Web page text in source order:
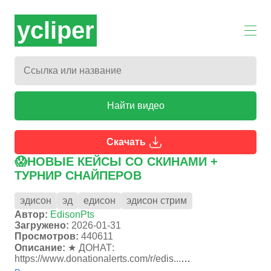
ycliper
Найти видео
Скачать
😱НОВЫЕ КЕЙСЫ СО СКИНАМИ +
ТУРНИР СНАЙПЕРОВ
эдисон эд едисон
эдисон стрим
Автор: EdisonPts
Загружено: 2026-01-31
Просмотров: 440611
Описание: ★ ДОНАТ:
https://www.donationalerts.com/r/edis...